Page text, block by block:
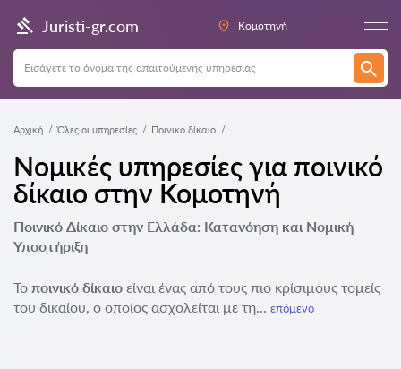
Juristi-gr.com Κομοτηνή
Αρχική Όλες οι υπηρεσίες Ποινικό δίκαιο
Νομικές υπηρεσίες για ποινικό
δίκαιο στην Κομοτηνή
Ποινικό Δίκαιο στην Ελλάδα: Κατανόηση και Νομική
Υποστήριξη
Το ποινικό δίκαιο είναι ένας από τους πιο κρίσιμους τομείς
του δικαίου, ο οποίος ασχολείται με τη... επόμενο